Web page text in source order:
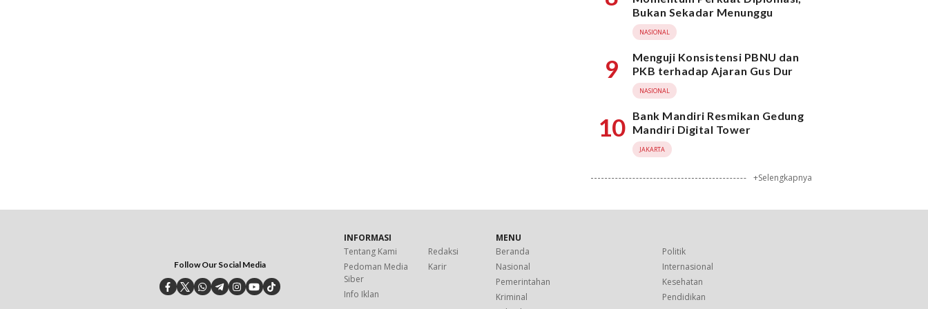
Bukan Sekadar Menunggu
NASIONAL
9
Menguji Konsistensi PBNU dan
PKB terhadap Ajaran Gus Dur
NASIONAL
10 Bank Mandiri Resmikan Gedung
Mandiri Digital Tower
JAKARTA
+Selengkapnya
Follow Our Social Media
INFORMASI
Tentang Kami
Redaksi
Pedoman Media
Siber
Karir
Info Iklan
MENU
Beranda
Politik
Nasional
Internasional
Pemerintahan
Kesehatan
Kriminal
Pendidikan